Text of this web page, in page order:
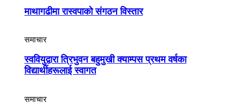
माथागढीमा रास्वपाको संगठन विस्तार
समाचार
स्ववियुद्वारा त्रिभुवन बहुमुखी क्याम्पस प्रथम वर्षका
विद्यार्थीहरूलाई स्वागत
समाचार